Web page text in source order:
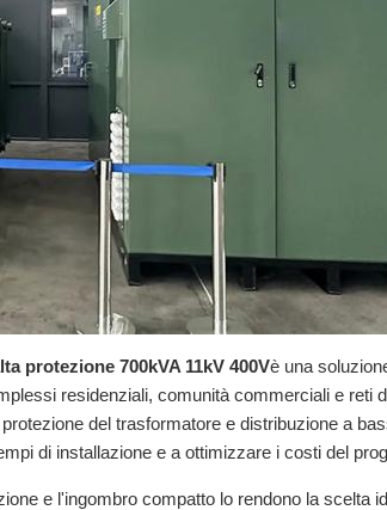
protezione 700kVA 11kV 400Vè una
residenziali, comunità commerciali e reti
del trasformatore e distribuzione a
di installazione e a ottimizzare i costi del
e l'ingombro compatto lo rendono la scelta